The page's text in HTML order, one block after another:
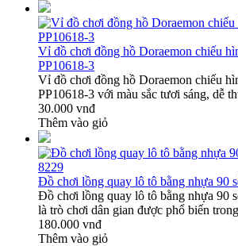
Vỉ đồ chơi đồng hồ Doraemon chiếu
PP10618-3
Vỉ đồ chơi đồng hồ Doraemon chiếu
PP10618-3 với màu sắc tươi sáng, dễ
30.000 vnđ
Thêm vào giỏ
Đồ chơi lồng quay lô tô bằng nhựa 90
Đồ chơi lồng quay lô tô bằng nhựa 90
là trò chơi dân gian được phổ biến
180.000 vnđ
Thêm vào giỏ